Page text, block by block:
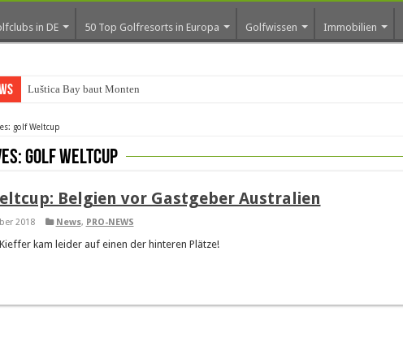
in DE 50 Top Golfresorts in Europa Golfwissen Immobilien
Luštica Bay baut Montenegros e
golf Weltcup
golf Weltcup
Belgien vor Gastgeber Australien
2018 News, PRO-NEWS
kam leider auf einen der hinteren Plätze!